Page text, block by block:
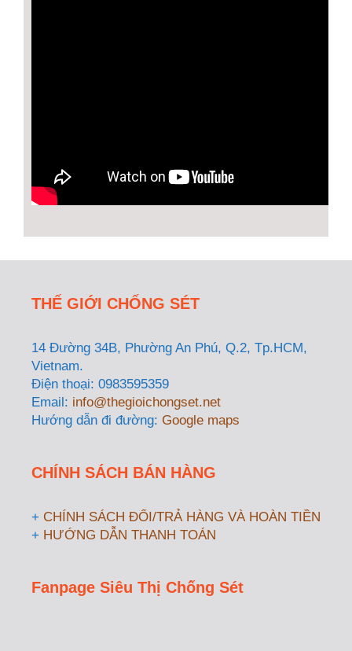
THẾ GIỚI CHỐNG SÉT
14 Đường 34B, Phường An Phú, Q.2, Tp.HCM,
Vietnam.
Điện thoại: 0983595359
Email: info@thegioichongset.net
Hướng dẫn đi đường: Google maps
CHÍNH SÁCH BÁN HÀNG
+ CHÍNH SÁCH ĐỔI/TRẢ HÀNG VÀ HOÀN TIỀN
+ HƯỚNG DẪN THANH TOÁN
Fanpage Siêu Thị Chống Sét